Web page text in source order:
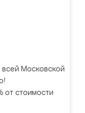
Московской
от стоимости